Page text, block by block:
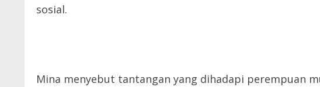
sosial.
Mina menyebut tantangan yang dihadapi perempuan